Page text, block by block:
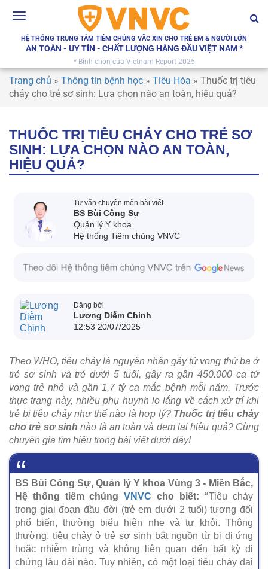
Toggle
HỆ THỐNG TRUNG TÂM TIÊM CHỦNG VẮC XIN CHO TRẺ EM & NGƯỜI LỚN
AN TOÀN - UY TÍN - CHẤT LƯỢNG HÀNG ĐẦU VIỆT NAM *
* Bình chọn của Vietnam Report 2025
Trang chủ » Thông tin bệnh học » Tiêu Hóa » Thuốc trị tiêu
chảy cho trẻ sơ sinh: Lựa chọn nào an toàn, hiệu quả?
THUỐC TRỊ TIÊU CHẢY CHO TRẺ SƠ
SINH: LỰA CHỌN NÀO AN TOÀN,
HIỆU QUẢ?
Tư vấn chuyên môn bài viết
BS Bùi Công Sự
Quản lý Y khoa
Hệ thống Tiêm chủng VNVC
Đăng bởi
Lương Diễm Chinh
12:53 20/07/2025
Theo WHO, tiêu chảy là nguyên nhân gây tử vong thứ ba ở
trẻ sơ sinh và trẻ dưới 5 tuổi, gây ra gần 450.000 ca tử
vong trẻ nhỏ và gần 1,7 tỷ ca mắc bệnh mỗi năm. Trước
thực trạng này, nhiều phụ huynh lo lắng về cách xử trí khi
trẻ bị tiêu chảy như thế nào là hợp lý? Thuốc trị tiêu chảy
cho trẻ sơ sinh nào là an toàn và đem lại hiệu quả? Cùng
chuyên gia tìm hiểu trong bài viết dưới đây!
BS Bùi Công Sự, Quản lý Y khoa Vùng 3 - Miền Bắc,
Hệ thống tiêm chủng VNVC cho biết: “Tiêu chảy
trong giai đoạn đầu đời (trẻ em dưới 2 tuổi) tương đối
phổ biến, thường biểu hiện nhẹ và tự khỏi. Thông
thường, tiêu chảy ở trẻ sơ sinh bắt nguồn từ bị dị ứng
hoặc nhiễm trùng và không liên quan đến bất kỳ di
chứng lâu dài nào. Tuy nhiên, có một loại tiêu chảy dai